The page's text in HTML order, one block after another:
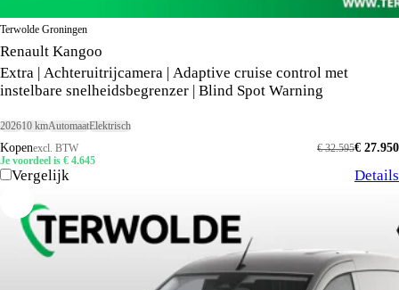
Terwolde Groningen
Renault Kangoo
Extra | Achteruitrijcamera | Adaptive cruise control met
instelbare snelheidsbegrenzer | Blind Spot Warning
202610 kmAutomaatElektrisch
Kopenexcl. BTW € 27.950
€ 32.595
Je voordeel is € 4.645
Vergelijk Details